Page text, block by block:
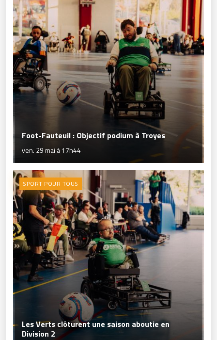
Foot-Fauteuil : Objectif podium à Troyes
ven. 29 mai à 17h44
SPORT POUR TOUS
Les Verts clôturent une saison aboutie en
Division 2